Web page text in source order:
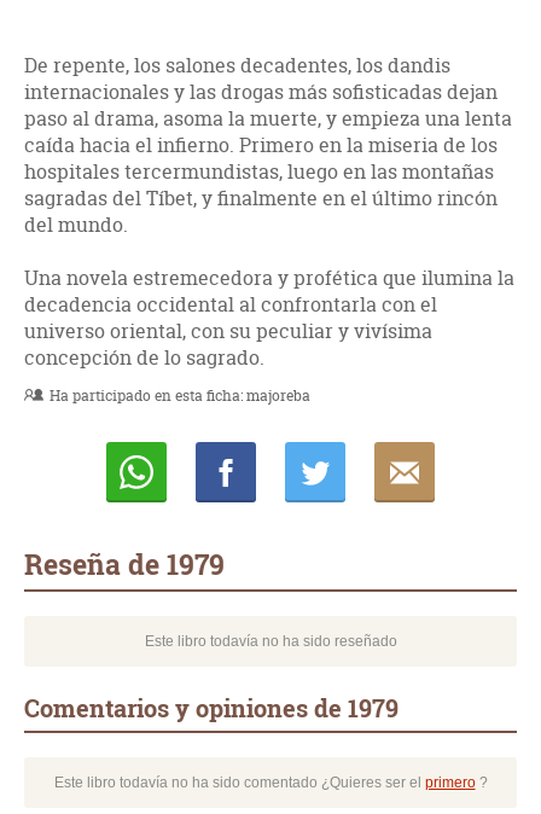
De repente, los salones decadentes, los dandis
internacionales y las drogas más sofisticadas dejan
paso al drama, asoma la muerte, y empieza una lenta
caída hacia el infierno. Primero en la miseria de los
hospitales tercermundistas, luego en las montañas
sagradas del Tíbet, y finalmente en el último rincón
del mundo.
Una novela estremecedora y profética que ilumina la
decadencia occidental al confrontarla con el
universo oriental, con su peculiar y vivísima
concepción de lo sagrado.
Ha participado en esta ficha:majoreba
Reseña de 1979
Este libro todavía no ha sido reseñado
Comentarios y opiniones de 1979
Este libro todavía no ha sido comentado ¿Quieres ser el primero?